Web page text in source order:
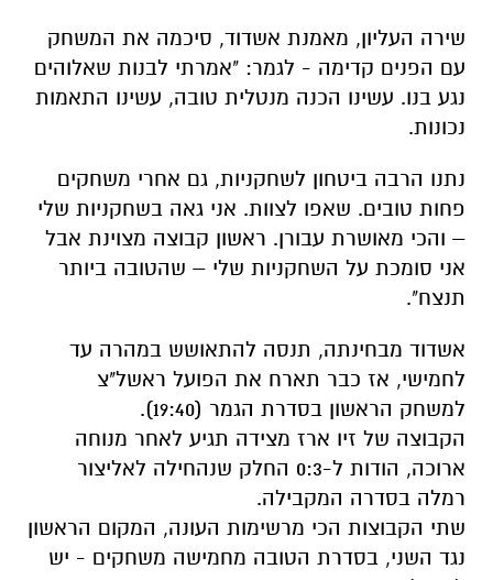
שירה העליון, מאמנת אשדוד, סיכמה את המשחק
עם הפנים קדימה - לגמר: "אמרתי לבנות שאלוהים
נגע בנו. עשינו הכנה מנטלית טובה, עשינו התאמות
נכונות.
נתנו הרבה ביטחון לשחקניות, גם אחרי משחקים
פחות טובים. שאפו לצוות. אני גאה בשחקניות שלי
– והכי מאושרת עבורן. ראשון קבוצה מצוינת אבל
אני סומכת על השחקניות שלי – שהטובה ביותר
תנצח".
אשדוד מבחינתה, תנסה להתאושש במהרה עד
לחמישי, אז כבר תארח את הפועל ראשל"צ
למשחק הראשון בסדרת הגמר (19:40).
הקבוצה של זיו ארז מצידה תגיע לאחר מנוחה
ארוכה, הודות ל-0:3 החלק שנהחילה לאליצור
רמלה בסדרה המקבילה.
שתי הקבוצות הכי מרשימות העונה, המקום הראשון
נגד השני, בסדרת הטובה מחמישה משחקים - יש